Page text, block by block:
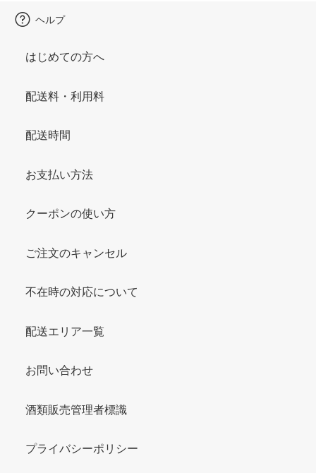
ヘルプ
はじめての方へ
配送料・利用料
配送時間
お支払い方法
クーポンの使い方
ご注文のキャンセル
不在時の対応について
配送エリア一覧
お問い合わせ
酒類販売管理者標識
プライバシーポリシー